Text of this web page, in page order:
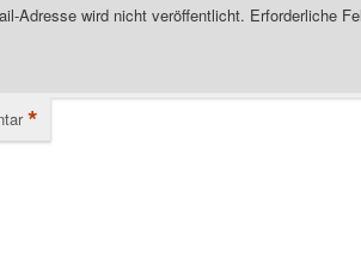
Adresse wird nicht veröffentlicht. Erforderliche
*